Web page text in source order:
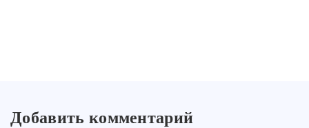
Добавить комментарий